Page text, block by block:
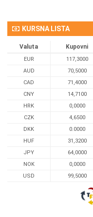
KURSNA LISTA
Valuta Kupovni
EUR 117,3000
AUD
70,5000
CAD
71,4000
CNY
14,7100
HRK
0,0000
CZK
4,6500
DKK
0.0000
HUF
31,3200
JPY
64,0000
NOK
0,0000
USD
99,5000